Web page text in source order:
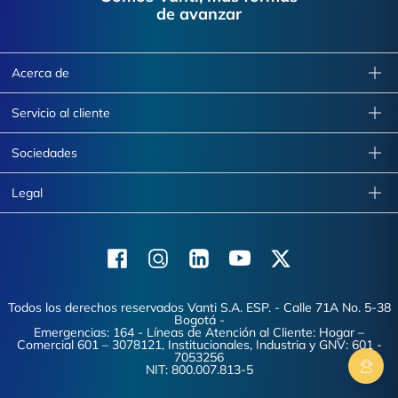
de avanzar
Acerca de
Servicio al cliente
Sociedades
Legal
FacebookInstagramLinkedinYoutubeX (Twitter)
Todos los derechos reservados Vanti S.A. ESP. - Calle 71A No. 5-38
Bogotá -
Emergencias: 164 - Líneas de Atención al Cliente: Hogar –
Comercial 601 – 3078121, Institucionales, Industria y GNV: 601 -
7053256
NIT: 800.007.813-5